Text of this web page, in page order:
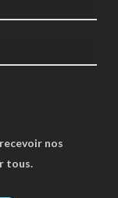
nos
tous.